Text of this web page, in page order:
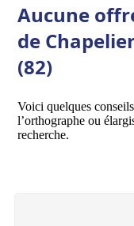
Aucune
de
(82)
Voici quelques
l’orthographe ou
recherche.